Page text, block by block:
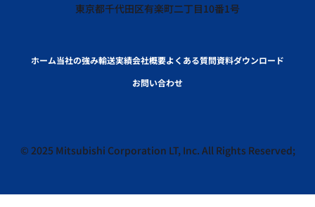
東京都千代田区有楽町二丁目10番1号
ホーム当社の強み輸送実績会社概要よくある質問資料ダウンロード
お問い合わせ
© 2025 Mitsubishi Corporation LT, Inc. All Rights Reserved;